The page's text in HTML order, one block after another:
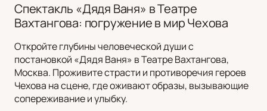
Спектакль «Дядя Ваня» в Театре
Вахтангова: погружение в мир Чехова
Откройте глубины человеческой души с
постановкой «Дядя Ваня» в Театре Вахтангова,
Москва. Проживите страсти и противоречия героев
Чехова на сцене, где оживают образы, вызывающие
сопереживание и улыбку.